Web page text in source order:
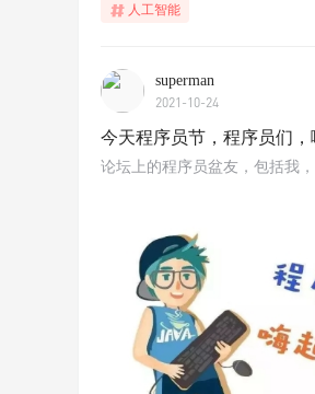
人工智能
superman
2021-10-24
今天程序员节，程序员们，
论坛上的程序员盆友，包括我